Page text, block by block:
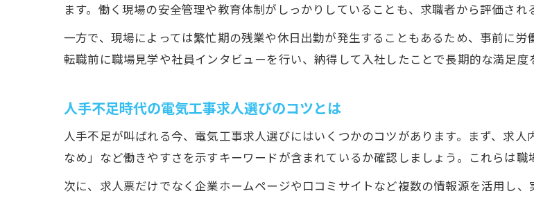
ます。働く現場の安全管理や教育体制がしっかりしていることも、求職者から評価され
一方で、現場によっては繁忙期の残業や休日出勤が発生することもあるため、事前に労
転職前に職場見学や社員インタビューを行い、納得して入社したことで長期的な満足度
人手不足時代の電気工事求人選びのコツとは
人手不足が叫ばれる今、電気工事求人選びにはいくつかのコツがあります。まず、求
なめ」など働きやすさを示すキーワードが含まれているか確認しましょう。これらは職
次に、求人票だけでなく企業ホームページや口コミサイトなど複数の情報源を活用し